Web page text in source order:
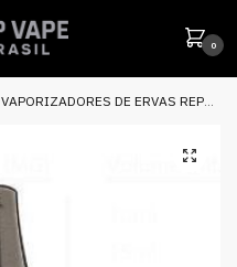
0
VAPORIZADORES DE ERVAS REPOSIÇÃO